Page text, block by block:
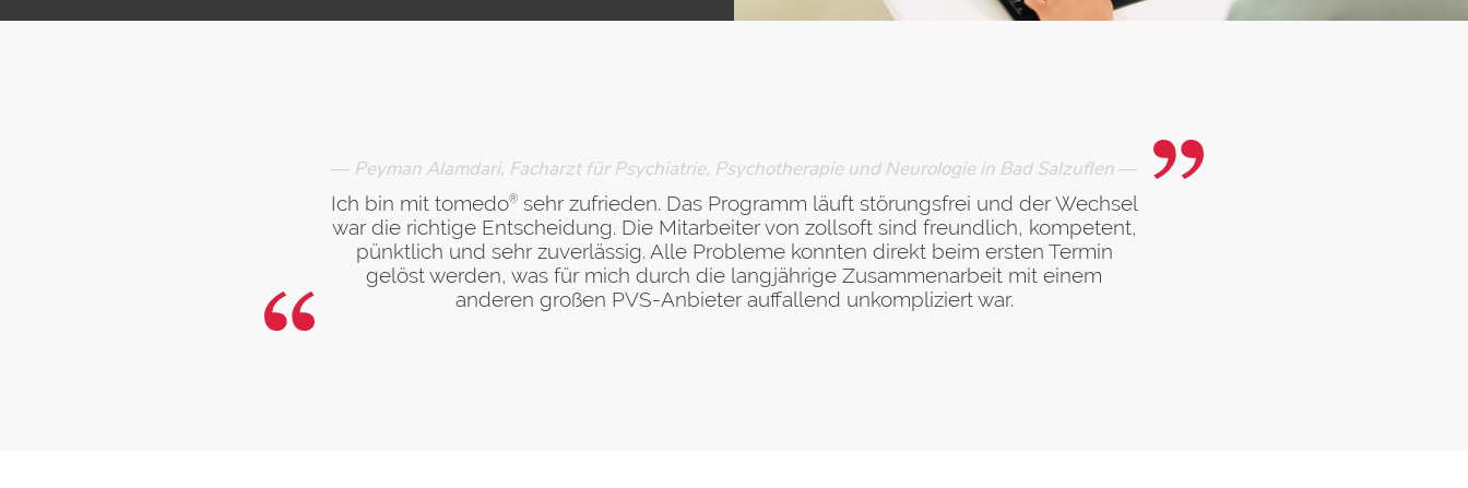
— Peyman Alamdari, Facharzt für Psychiatrie, Psychotherapie und Neurologie in Bad Salzuflen—
Ich bin mit tomedo®sehr zufrieden. Das Programm läuft störungsfrei und der Wechsel
war die richtige Entscheidung. Die Mitarbeiter von zollsoft sind freundlich, kompetent,
pünktlich und sehr zuverlässig. Alle Probleme konnten direkt beim ersten Termin
gelöst werden, was für mich durch die langjährige Zusammenarbeit mit einem
anderen großen PVS-Anbieter auffallend unkompliziert war.